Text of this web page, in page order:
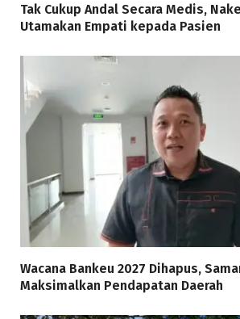
Tak Cukup Andal Secara Medis,
Utamakan Empati kepada Pasien
Wacana Bankeu 2027 Dihapus,
Maksimalkan Pendapatan Daerah